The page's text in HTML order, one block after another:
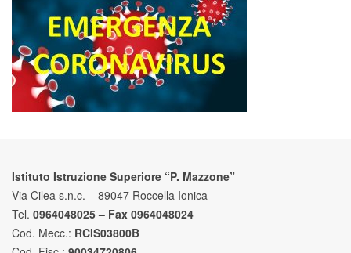
Istituto Istruzione Superiore “P. Mazzone”
Via Cilea s.n.c. – 89047 Roccella Ionica
Tel. 0964048025 – Fax 0964048024
Cod. Mecc.: RCIS03800B